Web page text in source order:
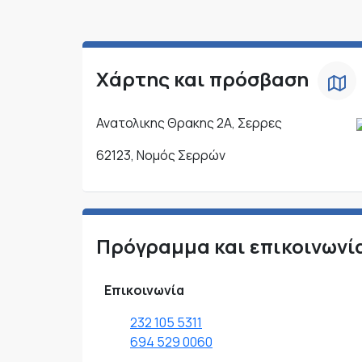
Χάρτης και πρόσβαση
Ανατολικης Θρακης 2Α, Σερρες
62123, Νομός Σερρών
Πρόγραμμα και
Επικοινωνία
232 105 5311
694 529 0060